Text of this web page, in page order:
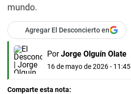
mundo.
Agregar El Desconcierto en
Por Jorge Olguín Olate
16 de mayo de 2026 - 11:45
Comparte esta nota: